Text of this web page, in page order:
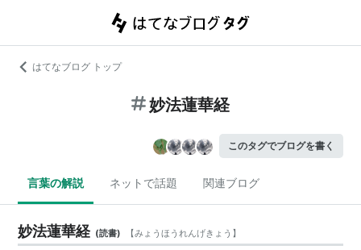
はてなブログ トップ
妙法蓮華経
このタグでブログを書く
言葉の解説 ネットで話題 関連ブログ
妙法蓮華経 (読書) 【みょうほうれんげきょう 】